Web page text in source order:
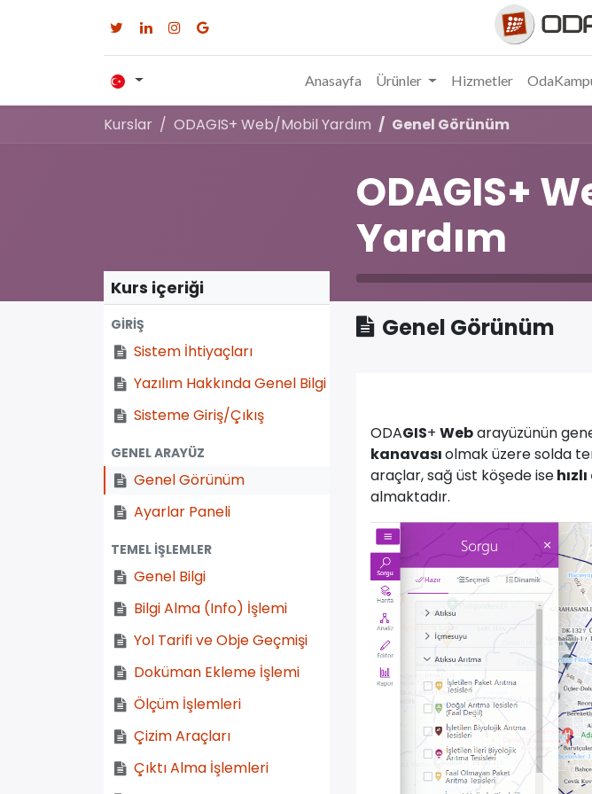
Anasayfa Ürünler Hizmetler
Kurslar ODAGIS+ Web/Mobil Yardım Genel Görünüm
ODAGIS+
Yardım
Kurs içeriği
GİRİŞ
Sistem İhtiyaçları
Yazılım Hakkında Genel Bilgi
Sisteme Giriş/Çıkış
GENEL ARAYÜZ
Genel Görünüm
Ayarlar Paneli
TEMEL İŞLEMLER
Genel Bilgi
Bilgi Alma (Info) İşlemi
Yol Tarifi ve Obje Geçmişi
Doküman Ekleme İşlemi
Ölçüm İşlemleri
Çizim Araçları
Çıktı Alma İşlemleri
Genel Görünüm
ODAGIS+ Webarayüzünün
kanavasıolmak üzere solda
araçlar, sağ üst köşede ise
almaktadır.